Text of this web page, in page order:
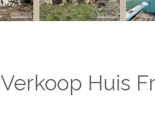
Verkoop Huis